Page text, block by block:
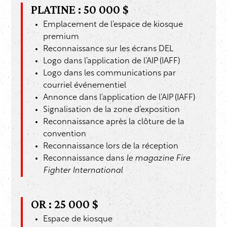
PLATINE : 50 000 $
Emplacement de l’espace de kiosque
premium
Reconnaissance sur les écrans DEL
Logo dans l’application de l’AIP (IAFF)
Logo dans les communications par
courriel événementiel
Annonce dans l’application de l’AIP (IAFF)
Signalisation de la zone d’exposition
Reconnaissance après la clôture de la
convention
Reconnaissance lors de la réception
Reconnaissance dans le magazine Fire
Fighter International
OR : 25 000 $
Espace de kiosque